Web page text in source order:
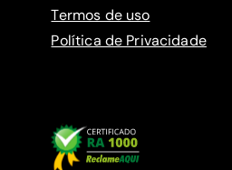
Termos de uso
Política de Privacidade